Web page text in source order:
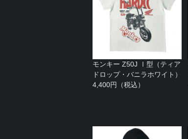
モンキー Z50J Ⅰ型（ティア
ドロップ・バニラホワイト）
4,400円（税込）